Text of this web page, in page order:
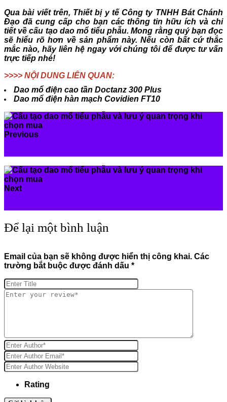
Qua bài viết trên, Thiết bị y tế Công ty TNHH Bát Chánh
Đạo đã cung cấp cho bạn các thông tin hữu ích và chi
tiết vềcấu tạo dao mổ tiểu phẫu. Mong rằng quý bạn đọc
sẽ hiểu rõ hơn về sản phẩm này. Nếu còn bất cứ thắc
mắc nào, hãy liên hệ ngay với chúng tôi để được tư vấn
trực tiếp nhé!
>>>> NỘI DUNG LIÊN QUAN:
Dao mổ điện cao tần Doctanz 300 Plus
Dao mổ điện hàn mạch Covidien FT10
Previous
Next
Để lại một bình luận
Email của bạn sẽ không được hiển thị công khai. Các
trường bắt buộc được đánh dấu *
Rating